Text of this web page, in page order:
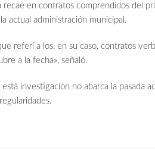
recae en contratos comprendidos del
actual administración municipal.
referí a los, en su caso, contratos
a la fecha», señaló.
está investigación no abarca la pasada